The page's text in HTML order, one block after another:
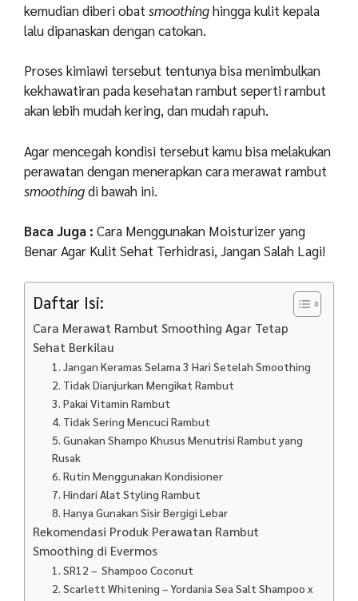
kemudian diberi obat smoothinghingga kulit kepala
lalu dipanaskan dengan catokan.
Proses kimiawi tersebut tentunya bisa menimbulkan
kekhawatiran pada kesehatan rambut seperti rambut
akan lebih mudah kering, dan mudah rapuh.
Agar mencegah kondisi tersebut kamu bisa melakukan
perawatan dengan menerapkan cara merawat rambut
smoothingdi bawah ini.
Baca Juga : Cara Menggunakan Moisturizer yang
Benar Agar Kulit Sehat Terhidrasi, Jangan Salah Lagi!
Daftar Isi:
Cara Merawat Rambut Smoothing Agar Tetap
Sehat Berkilau
1. Jangan Keramas Selama 3 Hari Setelah Smoothing
2. Tidak Dianjurkan Mengikat Rambut
3. Pakai Vitamin Rambut
4. Tidak Sering Mencuci Rambut
5. Gunakan Shampo Khusus Menutrisi Rambut yang
Rusak
6. Rutin Menggunakan Kondisioner
7. Hindari Alat Styling Rambut
8. Hanya Gunakan Sisir Bergigi Lebar
Rekomendasi Produk Perawatan Rambut
Smoothing di Evermos
1. SR12 – Shampoo Coconut
2. Scarlett Whitening – Yordania Sea Salt Shampoo x